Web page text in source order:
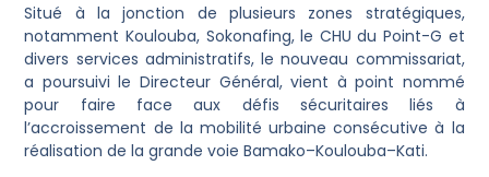
Situé à la jonction de plusieurs zones stratégiques,
notamment Koulouba, Sokonafing, le CHU du Point-G et
divers services administratifs, le nouveau commissariat,
a poursuivi le Directeur Général, vient à point nommé
pour faire face aux défis sécuritaires liés à
l’accroissement de la mobilité urbaine consécutive à la
réalisation de la grande voie Bamako–Koulouba–Kati.